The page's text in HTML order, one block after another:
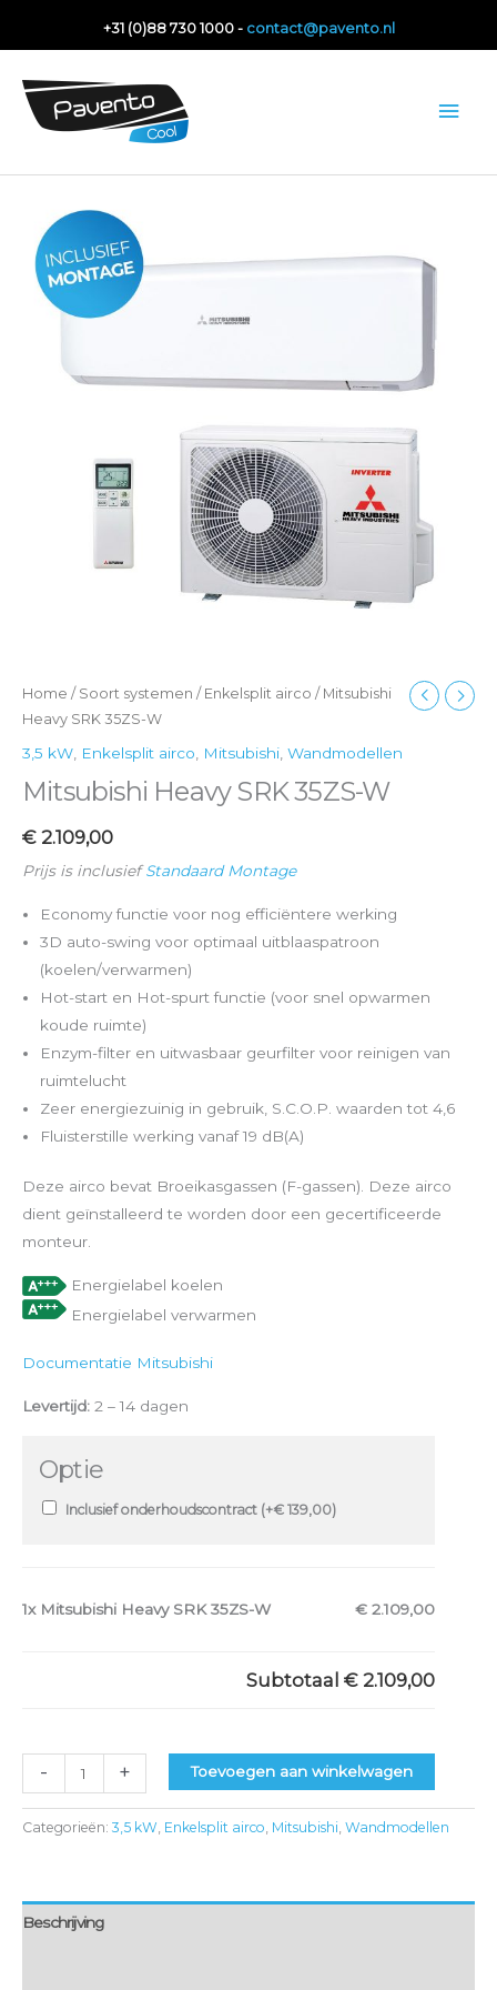
inhoud
+31 (0)88 730 1000 - contact@pavento.nl
Home / Soort systemen / Enkelsplit airco / Mitsubishi
Heavy SRK 35ZS-W
3,5 kW Enkelsplit airco Mitsubishi Wandmodellen
Mitsubishi Heavy SRK 35ZS-W
€ 2.109,00
Prijs is inclusiefStandaard Montage
Economy functie voor nog efficiëntere werking
3D auto-swing voor optimaal uitblaaspatroon
(koelen/verwarmen)
Hot-start en Hot-spurt functie (voor snel opwarmen
koude ruimte)
Enzym-filter en uitwasbaar geurfilter voor reinigen van
ruimtelucht
Zeer energiezuinig in gebruik, S.C.O.P. waarden tot 4,6
Fluisterstille werking vanaf 19 dB(A)
Deze airco bevat Broeikasgassen (F-gassen). Deze airco
dient geïnstalleerd te worden door een gecertificeerde
monteur.
Energielabel koelen
Energielabel verwarmen
Documentatie Mitsubishi
Levertijd: 2 – 14 dagen
Optie
Inclusief onderhoudscontract (+€ 139,00)
1x Mitsubishi Heavy SRK 35ZS-W € 2.109,00
Subtotaal € 2.109,00
-
Mitsubishi
Heavy
SRK
35ZS-
+ Toevoegen aan winkelwagen
Categorieën: 3,5 kW, Enkelsplit airco, Mitsubishi, Wandmodellen
Beschrijving